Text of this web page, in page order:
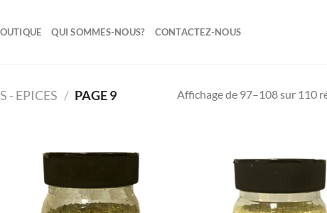
QUI SOMMES-NOUS? CONTACTEZ-NOUS
- EPICES / PAGE 9 Affichage de 97–108 sur 110
à la liste
souhaits